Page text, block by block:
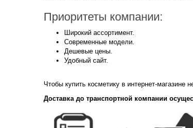
Приоритеты компании:
Широкий ассортимент.
Современные модели.
Дешевые цены.
Удобный сайт.
Чтобы купить косметику в интернет-магазине
Доставка до транспортной компании